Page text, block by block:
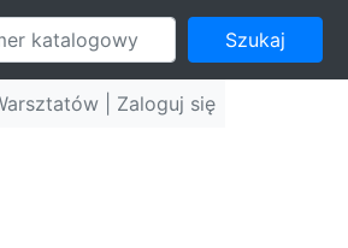
Szukaj
| Zaloguj się